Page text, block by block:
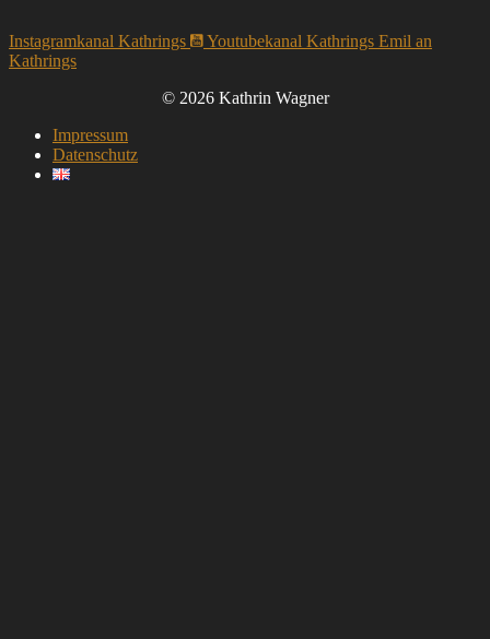
Instagramkanal Kathrings Youtubekanal Kathrings Emil an
Kathrings
© 2026 Kathrin Wagner
Impressum
Datenschutz